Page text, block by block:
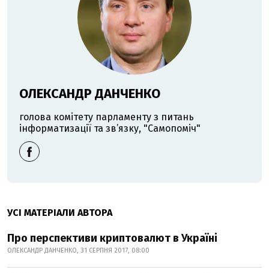
ОЛЕКСАНДР ДАНЧЕНКО
голова комітету парламенту з питань
інформатизації та зв’язку, "Самопоміч"
УСІ МАТЕРІАЛИ АВТОРА
Про перспективи криптовалют в Україні
ОЛЕКСАНДР ДАНЧЕНКО, 31 СЕРПНЯ 2017, 08:00